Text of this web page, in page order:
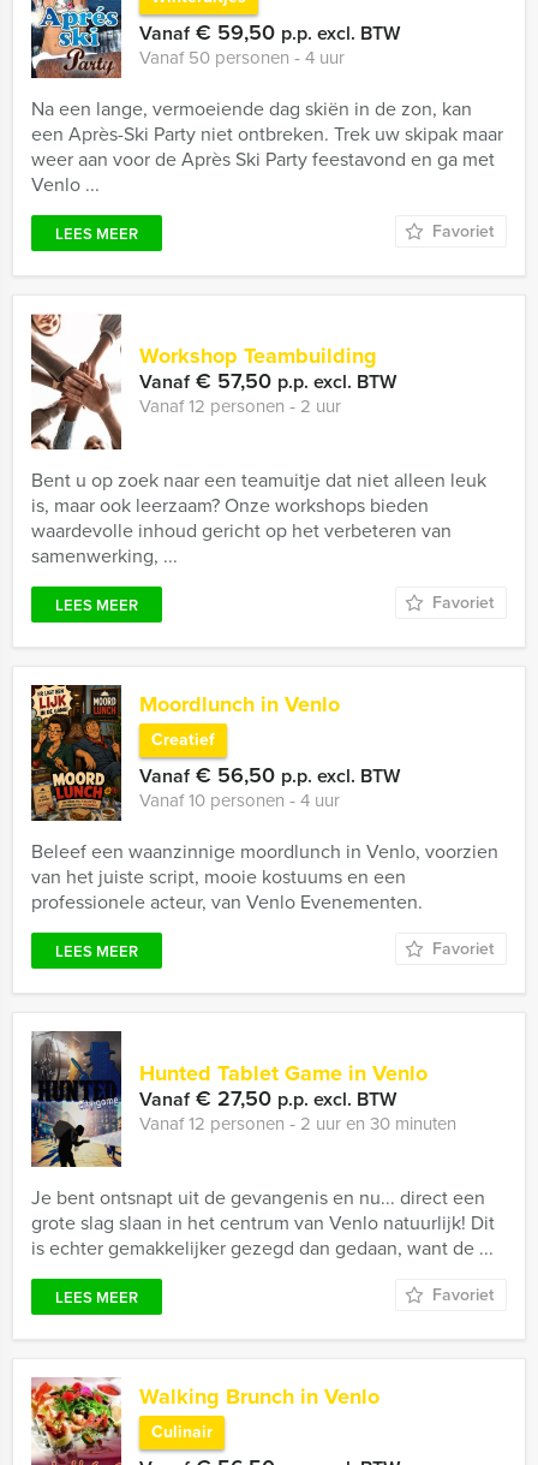
Vanaf€ 59,50 p.p. excl. BTW
Vanaf 50 personen ‐ 4 uur
Na een lange, vermoeiende dag skiën in de zon, kan
een Après-Ski Party niet ontbreken. Trek uw skipak maar
weer aan voor de Après Ski Party feestavond en ga met
Venlo ...
LEES MEER Favoriet
Workshop Teambuilding
Vanaf€ 57,50 p.p. excl. BTW
Vanaf 12 personen ‐ 2 uur
Bent u op zoek naar een teamuitje dat niet alleen leuk
is, maar ook leerzaam? Onze workshops bieden
waardevolle inhoud gericht op het verbeteren van
samenwerking, ...
LEES MEER Favoriet
Moordlunch in Venlo
Creatief
Vanaf€ 56,50 p.p. excl. BTW
Vanaf 10 personen ‐ 4 uur
Beleef een waanzinnige moordlunch in Venlo, voorzien
van het juiste script, mooie kostuums en een
professionele acteur, van Venlo Evenementen.
LEES MEER Favoriet
Hunted Tablet Game in Venlo
Vanaf€ 27,50 p.p. excl. BTW
Vanaf 12 personen ‐ 2 uur en 30 minuten
Je bent ontsnapt uit de gevangenis en nu... direct een
grote slag slaan in het centrum van Venlo natuurlijk! Dit
is echter gemakkelijker gezegd dan gedaan, want de ...
LEES MEER Favoriet
Walking Brunch in Venlo
Culinair